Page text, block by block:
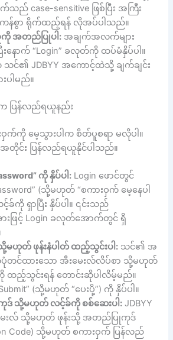
သည် case-sensitive ဖြစ်ပြီး အကြီး
ကန်စွာ ရိုက်ထည့်ရန် လိုအပ်ပါသည်။
ကို အတည်ပြုပါ: အချက်အလက်များ
နောက် “Login” ခလုတ်ကို ထပ်မံနှိပ်ပါ။
သင်၏ JDBYY အကောင့်ထဲသို့ ချက်ချင်း
ပါမည်။
က ပြန်လည်ရယူနည်း
ဝှက်ကို မေ့သွားပါက စိတ်ပူစရာ မလိုပါ။
အတိုင်း ပြန်လည်ရယူနိုင်ပါသည်။
ကို နှိပ်ပါ: Login ဖောင်တွင်
(သို့မဟုတ် “စကားဝှက် မေ့နေပါ
ခ်ကို ရှာပြီး နှိပ်ပါ။ ၎င်းသည်
ားဖြင့် Login ခလုတ်အောက်တွင် ရှိ
မဟုတ် ဖုန်းနံပါတ် ထည့်သွင်းပါ: သင်၏ အ
တင်ထားသော အီးမေးလ်လိပ်စာ သို့မဟုတ်
ထည့်သွင်းရန် တောင်းဆိုပါလိမ့်မည်။
(သို့မဟုတ် “ပေးပို့”) ကို နှိပ်ပါ။
သို့မဟုတ် လင့်ခ်ကို စစ်ဆေးပါ: JDBYY
ေးလ် သို့မဟုတ် ဖုန်းသို့ အတည်ပြုကုဒ်
Code) သို့မဟုတ် စကားဝှက် ပြန်လည်